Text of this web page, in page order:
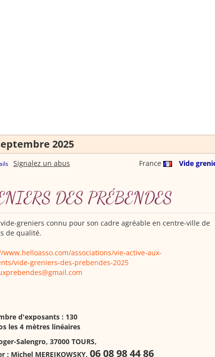
2025
France Vide
Signalez un abus
DES PRÉBENDES
greniers connu pour son cadre agréable en centre-ville de
de qualité.
www.helloasso.com/associations/vie-active-aux-
vide-greniers-des-prebendes-2025
d'exposants : 130
les 4 mètres linéaires
Salengro, 37000 TOURS,
: Michel MEREJKOWSKY, 06 08 98 44 86